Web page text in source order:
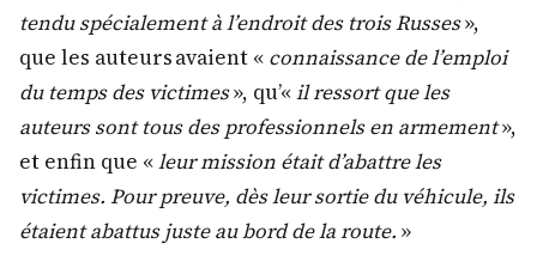
tendu spécialement à l’endroit des trois Russes»,
que les auteurs avaient « connaissance de l’emploi
du temps des victimes», qu’«il ressort que les
auteurs sont tous des professionnels en armement»,
et enfin que «leur mission était d’abattre les
victimes. Pour preuve, dès leur sortie du véhicule, ils
étaient abattus juste au bord de la route. »